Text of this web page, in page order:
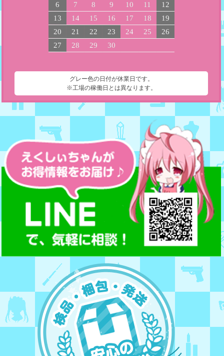
6
7 8 9 10 11
12
13
14 15 16 17 18
19
20
21 22 23 24 25
26
27
28 29 30
グレー色の日付が休業日です。
※工場の稼働日とは異なります。